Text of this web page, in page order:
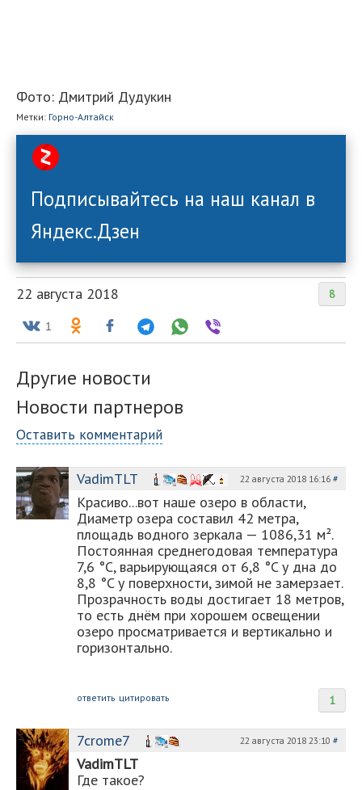
Фото: Дмитрий Дудукин
Метки: Горно-Алтайск
Подписывайтесь на наш канал в
Яндекс.Дзен
8
22 августа 2018
1
Другие новости
Новости партнеров
Оставить комментарий
VadimTLT 22 августа 2018 16:16 #
Красиво...вот наше озеро в области,
Диаметр озера составил 42 метра,
площадь водного зеркала — 1086,31 м².
Постоянная среднегодовая температура
7,6 °C, варьирующаяся от 6,8 °C у дна до
8,8 °C у поверхности, зимой не замерзает.
Прозрачность воды достигает 18 метров,
то есть днём при хорошем освещении
озеро просматривается и вертикально и
горизонтально.
1
ответить цитировать
7crome7 22 августа 2018 23:10 #
VadimTLT
Где такое?